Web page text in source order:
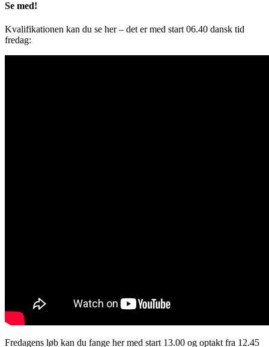
Se med!
Kvalifikationen kan du se her – det er med start 06.40 dansk tid
fredag:
Fredagens løb kan du fange her med start 13.00 og optakt fra 12.45